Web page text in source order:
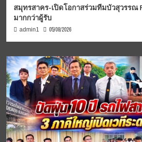
สมุทรสาคร-เปิดโอกาสร่วมทีมบัวสุวรรณ
มากกว่าผู้รับ
admin1 05/08/2026